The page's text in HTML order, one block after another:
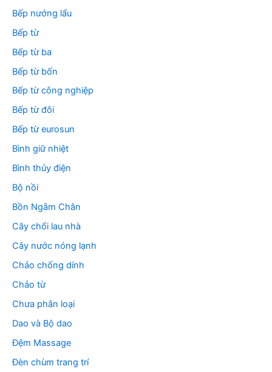
Bếp nướng lẩu
Bếp từ
Bếp từ ba
Bếp từ bốn
Bếp từ công nghiệp
Bếp từ đôi
Bếp từ eurosun
Bình giữ nhiệt
Bình thủy điện
Bộ nồi
Bồn Ngâm Chân
Cây chổi lau nhà
Cây nước nóng lạnh
Chảo chống dính
Chảo từ
Chưa phân loại
Dao và Bộ dao
Đệm Massage
Đèn chùm trang trí